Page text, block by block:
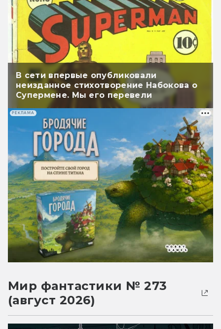
В сети впервые опубликовали
неизданное стихотворение Набокова о
Супермене. Мы его перевели
РЕКЛАМА
Мир фантастики № 273
(август 2026)